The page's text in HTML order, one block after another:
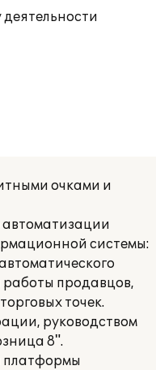
очками и
системы:
работы продавцов,
точек.
руководством
8".
платформы